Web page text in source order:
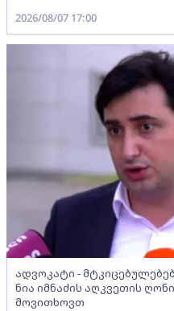
2026/08/07 17:00
ადვოკატი -
ნია იმნაძის აღკვეთის
მოვითხოვთ